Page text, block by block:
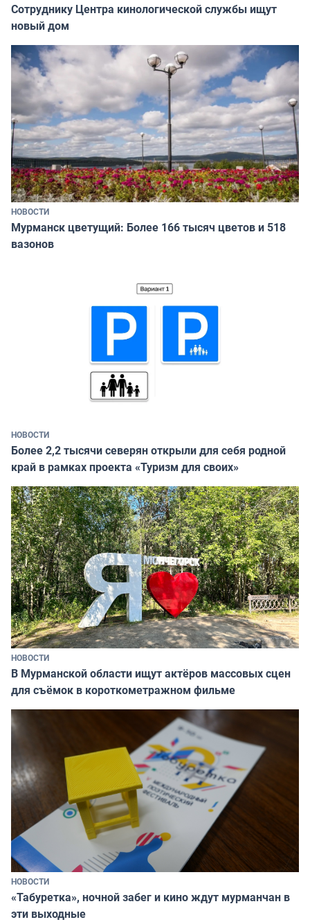
Сотруднику Центра кинологической службы ищут
новый дом
НОВОСТИ
Мурманск цветущий: Более 166 тысяч цветов и 518
вазонов
НОВОСТИ
Более 2,2 тысячи северян открыли для себя родной
край в рамках проекта «Туризм для своих»
НОВОСТИ
В Мурманской области ищут актёров массовых сцен
для съёмок в короткометражном фильме
НОВОСТИ
«Табуретка», ночной забег и кино ждут мурманчан в
эти выходные